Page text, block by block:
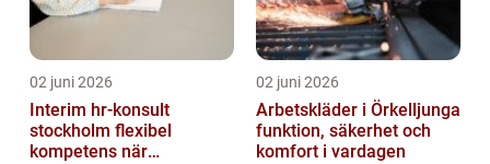
02 juni 2026
Interim hr-konsult
stockholm flexibel
kompetens när
02 juni 2026
Arbetskläder i Örkelljunga
funktion, säkerhet och
komfort i vardagen